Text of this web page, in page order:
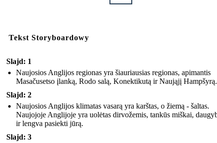
Tekst Storyboardowy
Slajd: 1
Naujosios Anglijos regionas yra šiauriausias regionas, apimantis
Masačusetso įlanką, Rodo salą, Konektikutą ir Naująjį Hampšyrą.
Slajd: 2
Naujosios Anglijos klimatas vasarą yra karštas, o žiemą - šaltas.
Naujojoje Anglijoje yra uolėtas dirvožemis, tankūs miškai,
ir lengva pasiekti jūrą.
Slajd: 3